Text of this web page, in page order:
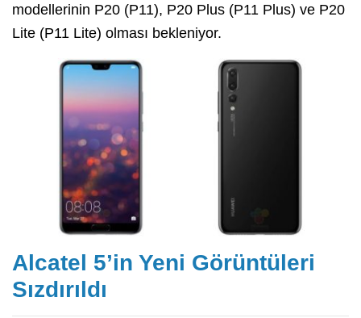
modellerinin P20 (P11), P20 Plus (P11 Plus) ve P20
Lite (P11 Lite) olması bekleniyor.
Alcatel 5’in Yeni Görüntüleri
Sızdırıldı